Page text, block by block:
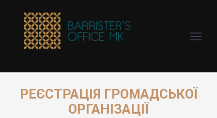
РЕЄСТРАЦІЯ ГРОМАДСЬКОЇ
ОРГАНІЗАЦІЇ